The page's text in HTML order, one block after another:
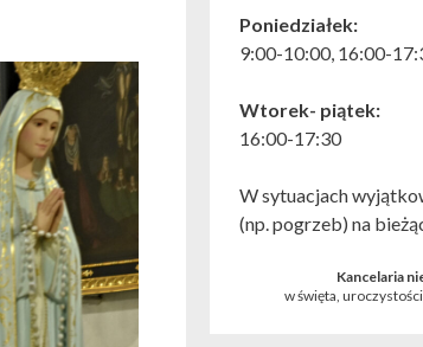
Poniedziałek:
9:00-10:00, 16:00-
Wtorek- piątek:
16:00-17:30
W sytuacjach
(np. pogrzeb) na
Kancelaria
w święta,